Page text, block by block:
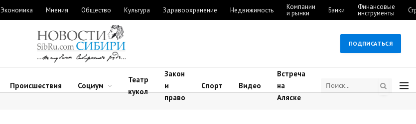
Экономика Мнения Общество Культура Здравоохранение Недвижимость Компании
и рынки Банки Финансовые
инструменты
ПОДПИСАТЬСЯ
Происшествия Социум
Театр
кукол
Закон
и
право
Спорт Видео
Встреча
на
Аляске